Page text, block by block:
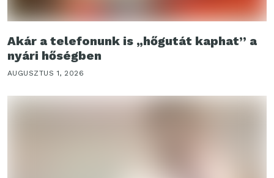
Akár a telefonunk is „hőgutát kaphat” a
nyári hőségben
AUGUSZTUS 1, 2026